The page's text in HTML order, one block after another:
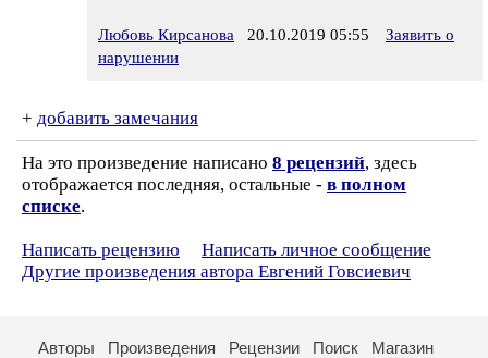
Любовь Кирсанова 20.10.2019 05:55
Заявить о
нарушении
+ добавить замечания
На это произведение написано 8 рецензий, здесь
отображается последняя, остальные - в полном
списке.
Написать рецензию
Написать личное сообщение
Другие произведения автора Евгений Говсиевич
Авторы Произведения Рецензии Поиск
Магазин